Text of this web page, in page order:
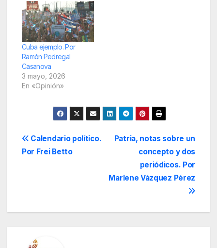
dio su reconocimiento
al ente colonial, puso
su sello al grupo
terrorista que declaró
la “independencia”, el
14…
Cuba ejemplo. Por
Ramón Pedregal
Casanova
3 mayo, 2026
En «Opinión»
Navegación
Patria, notas sobre un
concepto y dos
periódicos. Por
Marlene Vázquez Pérez
Calendario político.
Por Frei Betto